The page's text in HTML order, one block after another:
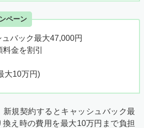
ペーン
ュバック最大47,000円
金を割引
大10万円)
新規契約するとキャッシュバック最
換え時の費用を最大10万円まで負担